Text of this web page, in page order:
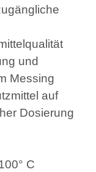
und
Messing
auf
Dosierung
C